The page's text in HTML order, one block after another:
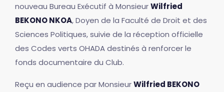
nouveau Bureau Exécutif à MonsieurWilfried
BEKONO NKOA, Doyen de la Faculté de Droit et des
Sciences Politiques, suivie de la réception officielle
des Codes verts OHADA destinés à renforcer le
fonds documentaire du Club.
Reçu en audience par MonsieurWilfried BEKONO